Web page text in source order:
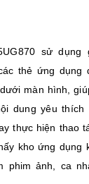
sử
thẻ ứng dụng
màn hình,
dung yêu thích
thực hiện thao
kho ứng dụng
phim ảnh, ca